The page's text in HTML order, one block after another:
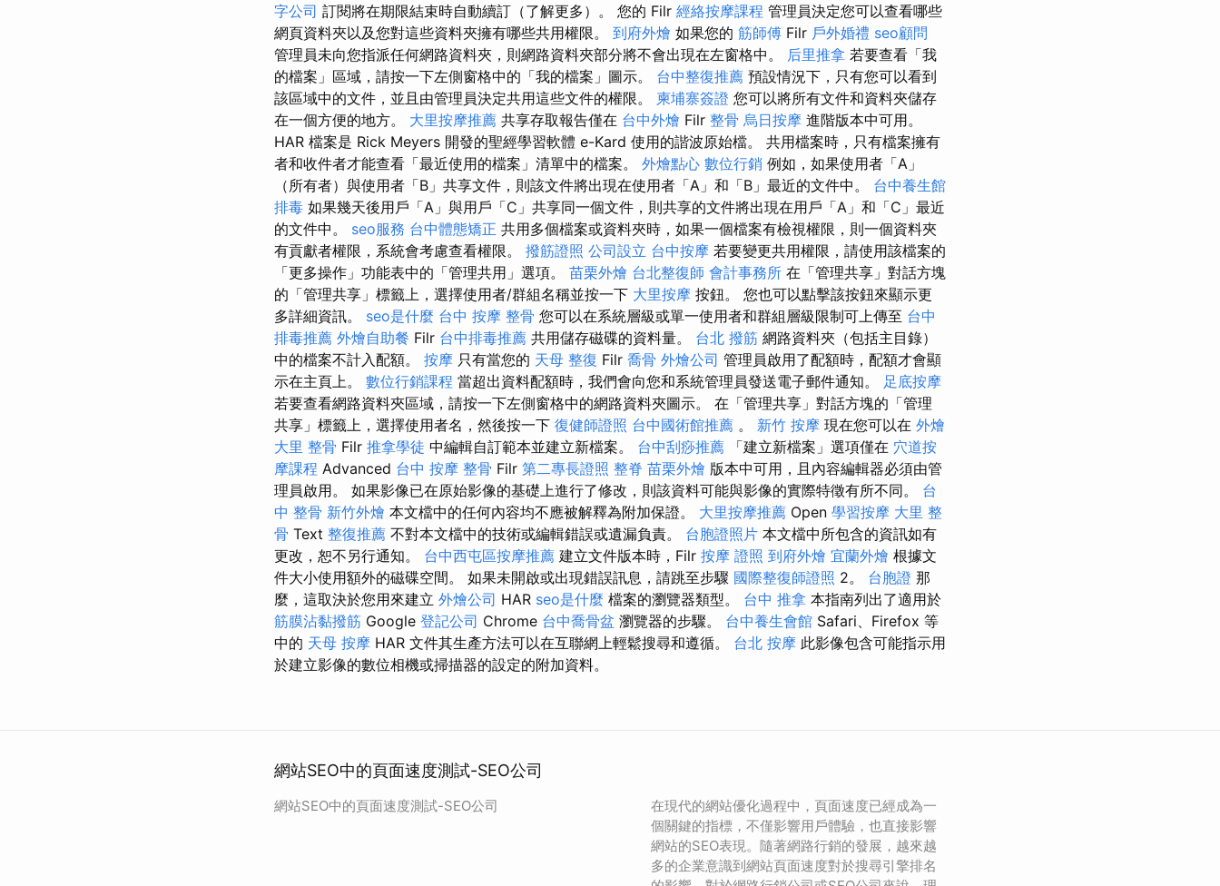
字公司 訂閱將在期限結束時自動續訂（了解更多）。 您的 Filr 經絡按摩課程 管理員決定您可以查看哪些
網頁資料夾以及您對這些資料夾擁有哪些共用權限。 到府外燴 如果您的 筋師傅 Filr 戶外婚禮 seo顧問
管理員未向您指派任何網路資料夾，則網路資料夾部分將不會出現在左窗格中。 后里推拿 若要查看「我
的檔案」區域，請按一下左側窗格中的「我的檔案」圖示。 台中整復推薦 預設情況下，只有您可以看到
該區域中的文件，並且由管理員決定共用這些文件的權限。 柬埔寨簽證 您可以將所有文件和資料夾儲存
在一個方便的地方。 大里按摩推薦 共享存取報告僅在 台中外燴 Filr 整骨 烏日按摩 進階版本中可用。
HAR 檔案是 Rick Meyers 開發的聖經學習軟體 e-Kard 使用的諧波原始檔。 共用檔案時，只有檔案擁有
者和收件者才能查看「最近使用的檔案」清單中的檔案。 外燴點心 數位行銷 例如，如果使用者「A」
（所有者）與使用者「B」共享文件，則該文件將出現在使用者「A」和「B」最近的文件中。 台中養生館
排毒 如果幾天後用戶「A」與用戶「C」共享同一個文件，則共享的文件將出現在用戶「A」和「C」最近
的文件中。 seo服務 台中體態矯正 共用多個檔案或資料夾時，如果一個檔案有檢視權限，則一個資料夾
有貢獻者權限，系統會考慮查看權限。 撥筋證照 公司設立 台中按摩 若要變更共用權限，請使用該檔案的
「更多操作」功能表中的「管理共用」選項。 苗栗外燴 台北整復師 會計事務所 在「管理共享」對話方塊
的「管理共享」標籤上，選擇使用者/群組名稱並按一下 大里按摩 按鈕。 您也可以點擊該按鈕來顯示更
多詳細資訊。 seo是什麼 台中 按摩 整骨 您可以在系統層級或單一使用者和群組層級限制可上傳至 台中
排毒推薦 外燴自助餐 Filr 台中排毒推薦 共用儲存磁碟的資料量。 台北 撥筋 網路資料夾（包括主目錄）
中的檔案不計入配額。 按摩 只有當您的 天母 整復 Filr 喬骨 外燴公司 管理員啟用了配額時，配額才會顯
示在主頁上。 數位行銷課程 當超出資料配額時，我們會向您和系統管理員發送電子郵件通知。 足底按摩
若要查看網路資料夾區域，請按一下左側窗格中的網路資料夾圖示。 在「管理共享」對話方塊的「管理
共享」標籤上，選擇使用者名，然後按一下 復健師證照 台中國術館推薦 。 新竹 按摩 現在您可以在 外燴
大里 整骨 Filr 推拿學徒 中編輯自訂範本並建立新檔案。 台中刮痧推薦 「建立新檔案」選項僅在 穴道按
摩課程 Advanced 台中 按摩 整骨 Filr 第二專長證照 整脊 苗栗外燴 版本中可用，且內容編輯器必須由管
理員啟用。 如果影像已在原始影像的基礎上進行了修改，則該資料可能與影像的實際特徵有所不同。 台
中 整骨 新竹外燴 本文檔中的任何內容均不應被解釋為附加保證。 大里按摩推薦 Open 學習按摩 大里 整
骨 Text 整復推薦 不對本文檔中的技術或編輯錯誤或遺漏負責。 台胞證照片 本文檔中所包含的資訊如有
更改，恕不另行通知。 台中西屯區按摩推薦 建立文件版本時，Filr 按摩 證照 到府外燴 宜蘭外燴 根據文
件大小使用額外的磁碟空間。 如果未開啟或出現錯誤訊息，請跳至步驟 國際整復師證照 2。 台胞證 那
麼，這取決於您用來建立 外燴公司 HAR seo是什麼 檔案的瀏覽器類型。 台中 推拿 本指南列出了適用於
筋膜沾黏撥筋 Google 登記公司 Chrome 台中喬骨盆 瀏覽器的步驟。 台中養生會館 Safari、Firefox 等
中的 天母 按摩 HAR 文件其生產方法可以在互聯網上輕鬆搜尋和遵循。 台北 按摩 此影像包含可能指示用
於建立影像的數位相機或掃描器的設定的附加資料。
網站SEO中的頁面速度測試-SEO公司
網站SEO中的頁面速度測試-SEO公司
在現代的網站優化過程中，頁面速度已經成為一
個關鍵的指標，不僅影響用戶體驗，也直接影響
網站的SEO表現。隨著網路行銷的發展，越來越
多的企業意識到網站頁面速度對於搜尋引擎排名